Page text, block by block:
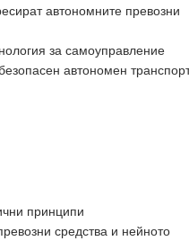
автономните превозни
за самоуправление
автономен
принципи
средства и нейното